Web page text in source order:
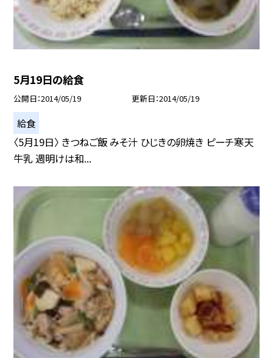
5月19日の給食
公開日 2014/05/19 更新日 2014/05/19
給食
〈5月19日〉 きつねご飯 みそ汁 ひじきの卵焼き ピーチ寒天
牛乳 週明けは和...